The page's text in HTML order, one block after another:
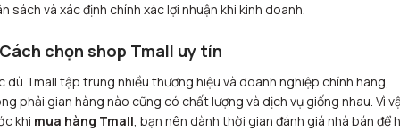
sách và xác định chính xác lợi nhuận khi kinh doanh.
chọn shop Tmall uy tín
dù Tmall tập trung nhiều thương hiệu và doanh nghiệp chính hãng,
phải gian hàng nào cũng có chất lượng và dịch vụ giống nhau. Vì
khi mua hàng Tmall, bạn nên dành thời gian đánh giá nhà bán để